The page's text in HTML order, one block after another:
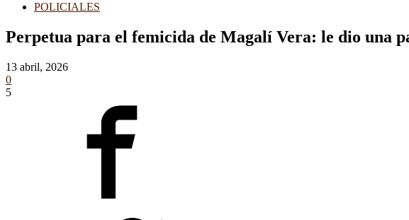
POLICIALES
Perpetua para el femicida de Magalí Vera: le dio una
13 abril, 2026
0
5